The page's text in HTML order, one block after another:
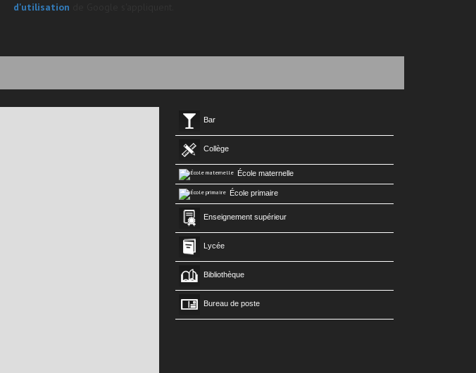
d'utilisation
Bar
Collège
École maternelle
École primaire
Enseignement supérieur
Lycée
Bibliothèque
Bureau de poste